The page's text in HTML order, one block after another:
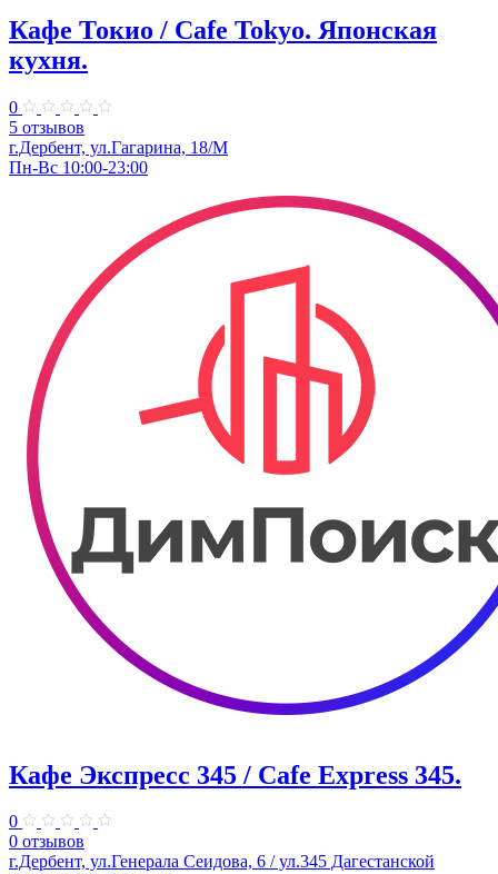
Кафе Токио / Cafe Tokyo. Японская
кухня.
0
5 отзывов
г.Дербент, ул.Гагарина, 18/М
Пн-Вс 10:00-23:00
Кафе Экспресс 345 / Cafe Express 345.
0
0 отзывов
г.Дербент, ул.​Генерала Сеидова, 6 / ул.345 Дагестанской